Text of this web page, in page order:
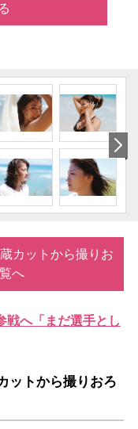
カットから撮りお
へ
へ「まだ選手とし
ットから撮りおろ